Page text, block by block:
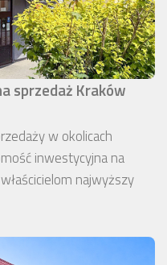
sprzedaż Kraków
w okolicach
inwestycyjna na
najwyższy